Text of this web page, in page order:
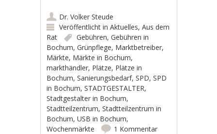
Dr. Volker Steude
Veröffentlicht inAktuelles,Aus dem
Rat
Gebühren,Gebühren in
Bochum,Grünpflege, Marktbetreiber,
Märkte, Märkte in Bochum,
markthändler, Plätze, Plätze in
Bochum,Sanierungsbedarf,SPD,SPD
in Bochum,STADTGESTALTER,
Stadtgestalter in Bochum,
Stadtteilzentrum,Stadtteilzentrum in
Bochum,USB in Bochum,
Wochenmärkte
1 Kommentar